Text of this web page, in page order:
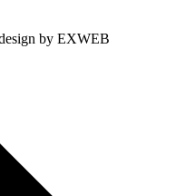
by EXWEB